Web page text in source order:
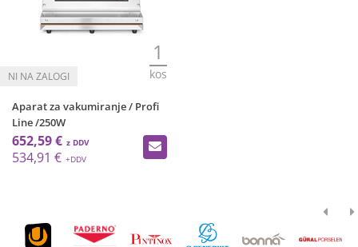
1
kos
Aparat za vakumiranje / Profi
Line /250W
652,59 €
534,91 €